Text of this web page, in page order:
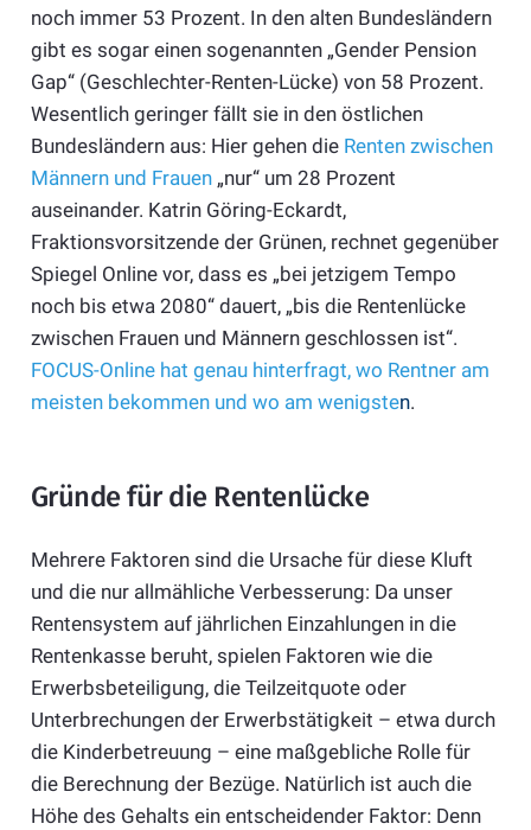
noch immer 53 Prozent. In den alten Bundesländern
gibt es sogar einen sogenannten „Gender Pension
Gap“ (Geschlechter-Renten-Lücke) von 58 Prozent.
Wesentlich geringer fällt sie in den östlichen
Bundesländern aus: Hier gehen die Renten zwischen
Männern und Frauen„nur“ um 28 Prozent
auseinander. Katrin Göring-Eckardt,
Fraktionsvorsitzende der Grünen, rechnet gegenüber
Spiegel Online vor, dass es „bei jetzigem Tempo
noch bis etwa 2080“ dauert, „bis die Rentenlücke
zwischen Frauen und Männern geschlossen ist“.
FOCUS-Online hat genau hinterfragt, wo Rentner am
meisten bekommen und wo am wenigsten.
Gründe für die Rentenlücke
Mehrere Faktoren sind die Ursache für diese Kluft
und die nur allmähliche Verbesserung: Da unser
Rentensystem auf jährlichen Einzahlungen in die
Rentenkasse beruht, spielen Faktoren wie die
Erwerbsbeteiligung, die Teilzeitquote oder
Unterbrechungen der Erwerbstätigkeit – etwa durch
die Kinderbetreuung – eine maßgebliche Rolle für
die Berechnung der Bezüge. Natürlich ist auch die
Höhe des Gehalts ein entscheidender Faktor: Denn